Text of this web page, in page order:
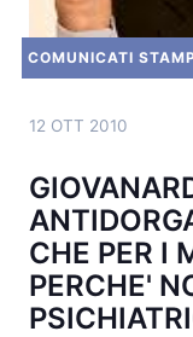
COMUNICATI
12 OTT 2010
CHE PER I
PERCHE'